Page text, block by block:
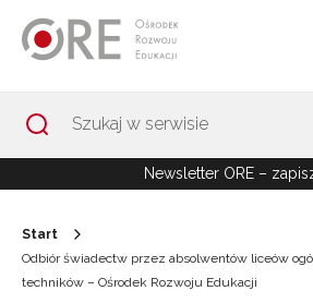
Newsletter ORE –
Start
Odbiór świadectw przez absolwentów liceów
techników – Ośrodek Rozwoju Edukacji